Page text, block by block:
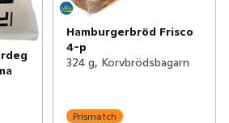
Hamburgerbröd Frisco
4-p
324 g, Korvbrödsbagarn
Prismatch